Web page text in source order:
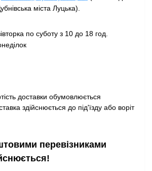
міста Луцька).
по суботу з 10 до 18 год.
доставки обумовлюється
здійснюється до під'їзду або воріт
перевізниками